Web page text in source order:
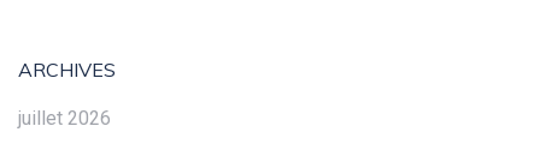
ARCHIVES
juillet 2026